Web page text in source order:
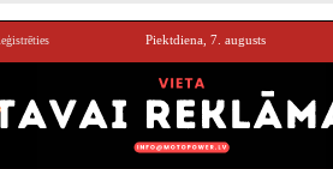
Piektdiena, 7. augusts